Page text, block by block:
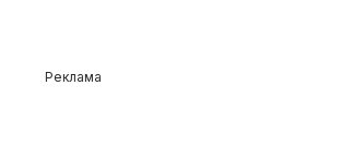
Реклама